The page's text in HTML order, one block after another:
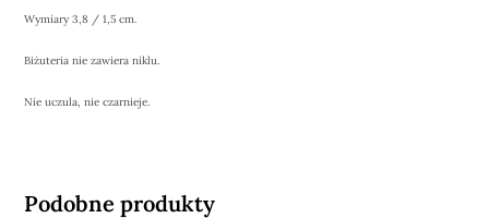
Wymiary 3,8 / 1,5 cm.
Biżuteria nie zawiera niklu.
Nie uczula, nie czarnieje.
Podobne produkty